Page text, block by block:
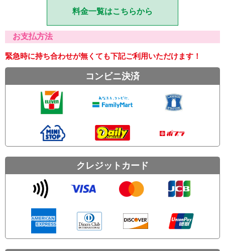
料金一覧はこちらから
お支払方法
緊急時に持ち合わせが無くても下記ご利用いただけます！
コンビニ決済
クレジットカード